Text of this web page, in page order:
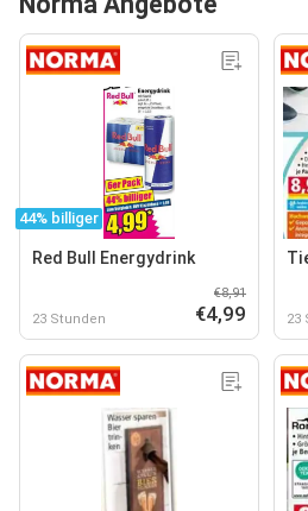
44% billiger
Red Bull Energydrink
23 Stunden
€8,91
€4,99 23